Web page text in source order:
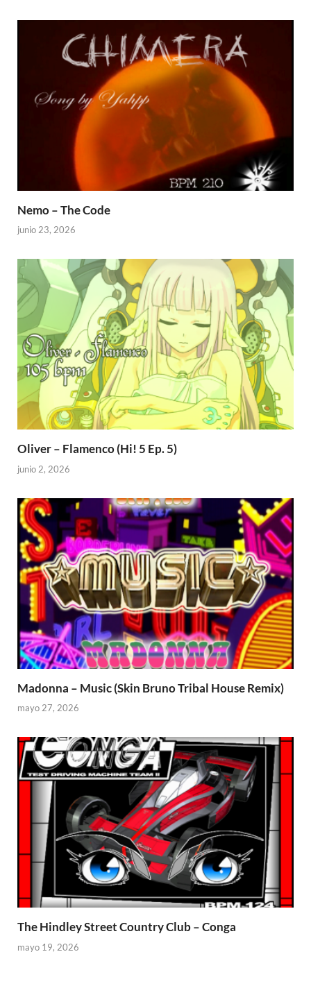
Nemo – The Code
junio 23, 2026
Oliver – Flamenco (Hi! 5 Ep. 5)
junio 2, 2026
Madonna – Music (Skin Bruno Tribal House Remix)
mayo 27, 2026
The Hindley Street Country Club – Conga
mayo 19, 2026